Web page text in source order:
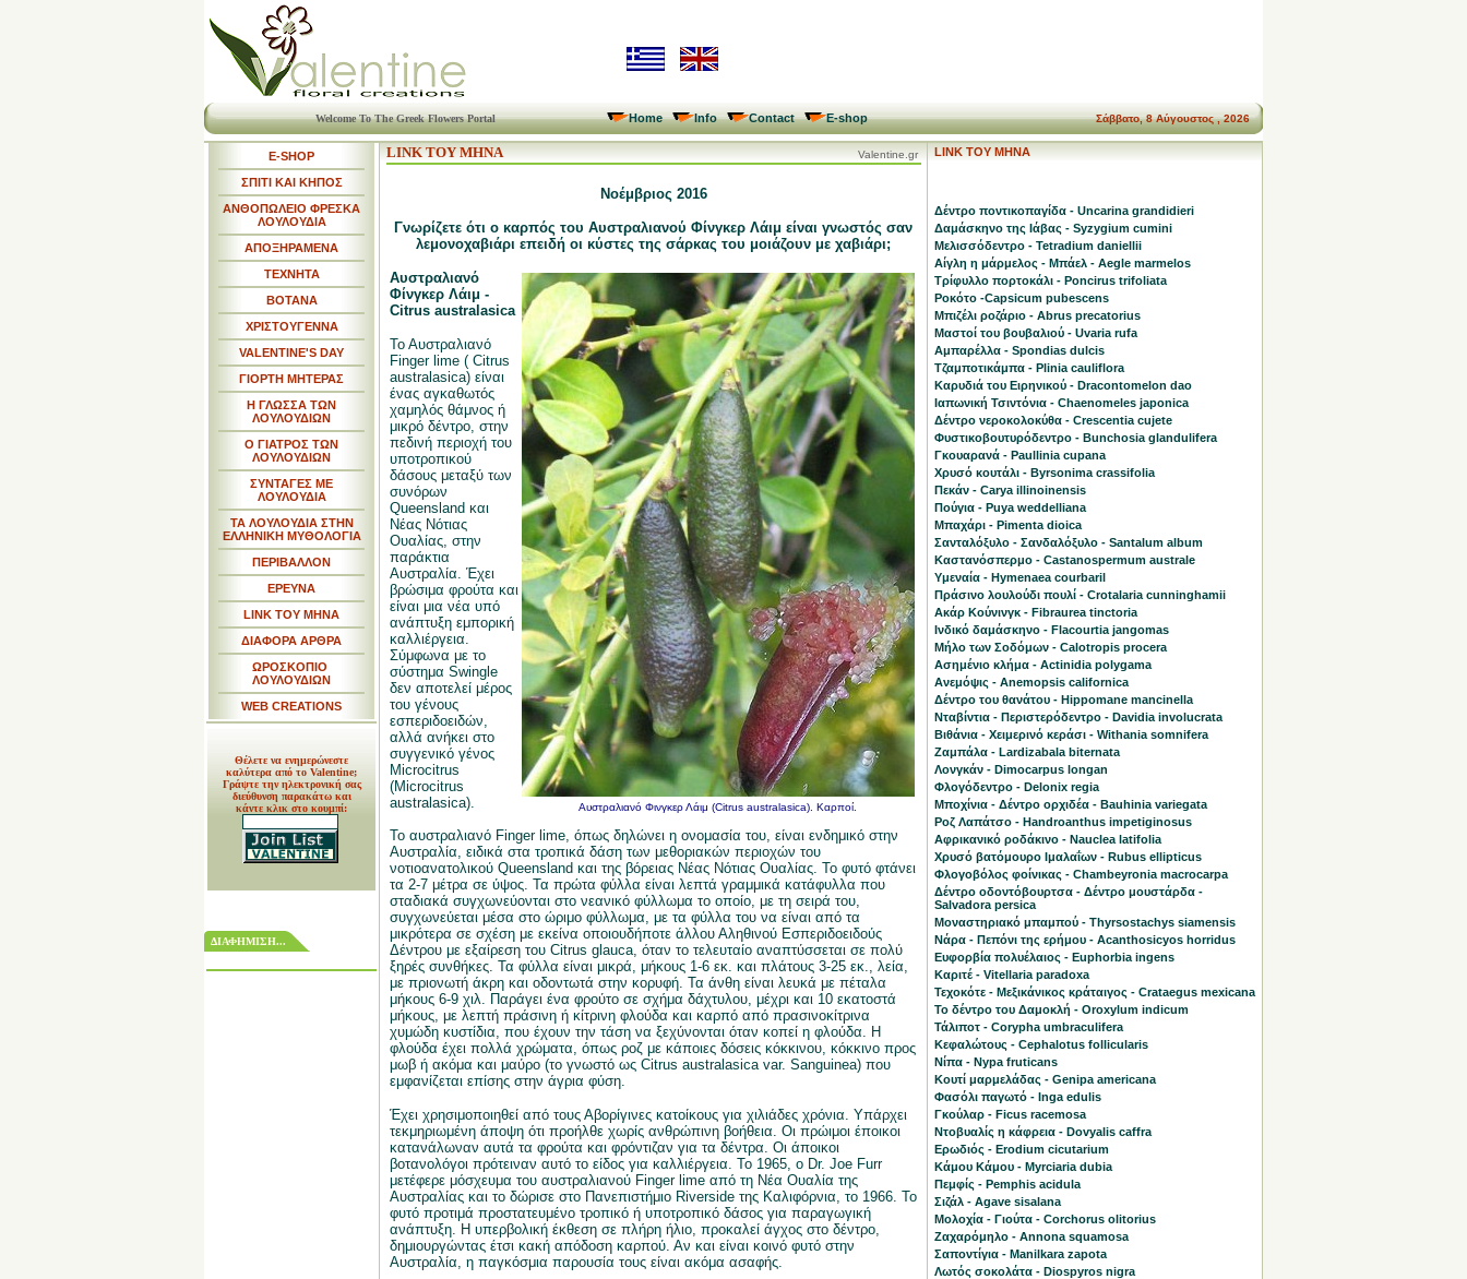
Welcome To The Greek Flowers Portal Home Info Contact E-shop Σάββατο, 8 Αύγουστος , 2026
E-SHOP
ΣΠΙΤΙ ΚΑΙ ΚΗΠΟΣ
ΑΝΘΟΠΩΛΕΙΟ ΦΡΕΣΚΑ
ΛΟΥΛΟΥΔΙΑ
ΑΠΟΞΗΡΑΜΕΝΑ
ΤΕΧΝΗΤΑ
ΒΟΤΑΝΑ
ΧΡΙΣΤΟΥΓΕΝΝΑ
VALENTINE'S DAY
ΓΙΟΡΤΗ ΜΗΤΕΡΑΣ
Η ΓΛΩΣΣΑ ΤΩΝ
ΛΟΥΛΟΥΔΙΩΝ
Ο ΓΙΑΤΡΟΣ ΤΩΝ
ΛΟΥΛΟΥΔΙΩΝ
ΣΥΝΤΑΓΕΣ ΜΕ
ΛΟΥΛΟΥΔΙΑ
ΤΑ ΛΟΥΛΟΥΔΙΑ ΣΤΗΝ
ΕΛΛΗΝΙΚΗ ΜΥΘΟΛΟΓΙΑ
ΠΕΡΙΒΑΛΛΟΝ
ΕΡΕΥΝΑ
LINK TOY MHNA
ΔΙΑΦΟΡΑ ΑΡΘΡΑ
ΩΡΟΣΚΟΠΙΟ
ΛΟΥΛΟΥΔΙΩΝ
WEB CREATIONS
Θέλετε να ενημερώνεστε
καλύτερα από το Valentine;
Γράψτε την ηλεκτρονική σας
διεύθυνση παρακάτω και
κάντε κλικ στο κουμπί:
ΔΙΑΦΗΜΙΣΗ...
LINK ΤΟΥ ΜΗΝΑ Valentine.gr
Νοέμβριος 2016
Γνωρίζετε ότι ο καρπός του Αυστραλιανού Φίνγκερ Λάιμ είναι γνωστός σαν
λεμονοχαβιάρι επειδή οι κύστες της σάρκας του μοιάζουν με χαβιάρι;
Αυστραλιανό Φινγκερ Λάιμ (Citrus australasica). Καρποί.
Αυστραλιανό
Φίνγκερ Λάιμ -
Citrus australasica
Το Αυστραλιανό
Finger lime ( Citrus
australasica) είναι
ένας αγκαθωτός
χαμηλός θάμνος ή
μικρό δέντρο, στην
πεδινή περιοχή του
υποτροπικού
δάσους μεταξύ των
συνόρων
Queensland και
Νέας Νότιας
Ουαλίας, στην
παράκτια
Αυστραλία. Έχει
βρώσιμα φρούτα και
είναι μια νέα υπό
ανάπτυξη εμπορική
καλλιέργεια.
Σύμφωνα με το
σύστημα Swingle
δεν αποτελεί μέρος
του γένους
εσπεριδοειδών,
αλλά ανήκει στο
συγγενικό γένος
Microcitrus
(Microcitrus
australasica).
Το αυστραλιανό Finger lime, όπως δηλώνει η ονομασία του, είναι ενδημικό στην
Αυστραλία, ειδικά στα τροπικά δάση των μεθοριακών περιοχών του
νοτιοανατολικού Queensland και της βόρειας Νέας Νότιας Ουαλίας. Το φυτό φτάνει
τα 2-7 μέτρα σε ύψος. Τα πρώτα φύλλα είναι λεπτά γραμμικά κατάφυλλα που
σταδιακά συγχωνεύονται στο νεανικό φύλλωμα το οποίο, με τη σειρά του,
συγχωνεύεται μέσα στο ώριμο φύλλωμα, με τα φύλλα του να είναι από τα
μικρότερα σε σχέση με εκείνα οποιουδήποτε άλλου Αληθινού Εσπεριδοειδούς
Δέντρου με εξαίρεση του Citrus glauca, όταν το τελευταίο αναπτύσσεται σε πολύ
ξηρές συνθήκες. Τα φύλλα είναι μικρά, μήκους 1-6 εκ. και πλάτους 3-25 εκ., λεία,
με πριονωτή άκρη και οδοντωτά στην κορυφή. Τα άνθη είναι λευκά με πέταλα
μήκους 6-9 χιλ. Παράγει ένα φρούτο σε σχήμα δάχτυλου, μέχρι και 10 εκατοστά
μήκους, με λεπτή πράσινη ή κίτρινη φλούδα και καρπό από πρασινοκίτρινα
χυμώδη κυστίδια, που έχουν την τάση να ξεχύνονται όταν κοπεί η φλούδα. Η
φλούδα έχει πολλά χρώματα, όπως ροζ με κάποιες δόσεις κόκκινου, κόκκινο προς
μωβ ή ακόμα και μαύρο (το γνωστό ως Citrus australasica var. Sanguinea) που
εμφανίζεται επίσης στην άγρια φύση.
Έχει χρησιμοποιηθεί από τους Αβορίγινες κατοίκους για χιλιάδες χρόνια. Υπάρχει
τεκμηριωμένη άποψη ότι προήλθε χωρίς ανθρώπινη βοήθεια. Οι πρώιμοι έποικοι
κατανάλωναν αυτά τα φρούτα και φρόντιζαν για τα δέντρα. Οι άποικοι
βοτανολόγοι πρότειναν αυτό το είδος για καλλιέργεια. Το 1965, ο Dr. Joe Furr
μετέφερε μόσχευμα του αυστραλιανού Finger lime από τη Νέα Ουαλία της
Αυστραλίας και το δώρισε στο Πανεπιστήμιο Riverside της Καλιφόρνια, το 1966. Το
φυτό προτιμά προστατευμένο τροπικό ή υποτροπικό δάσος για παραγωγική
ανάπτυξη. Η υπερβολική έκθεση σε πλήρη ήλιο, προκαλεί άγχος στο δέντρο,
δημιουργώντας έτσι κακή απόδοση καρπού. Αν και είναι κοινό φυτό στην
Αυστραλία, η παγκόσμια παρουσία τους είναι ακόμα ασαφής.
LINK ΤΟΥ ΜΗΝΑ
Δέντρο ποντικοπαγίδα - Uncarina grandidieri
Δαμάσκηνο της Ιάβας - Syzygium cumini
Μελισσόδεντρο - Tetradium daniellii
Αίγλη η μάρμελος - Μπάελ - Aegle marmelos
Τρίφυλλο πορτοκάλι - Poncirus trifoliata
Ροκότο -Capsicum pubescens
Μπιζέλι ροζάριο - Abrus precatorius
Μαστοί του βουβαλιού - Uvaria rufa
Αμπαρέλλα - Spondias dulcis
Τζαμποτικάμπα - Plinia cauliflora
Καρυδιά του Ειρηνικού - Dracontomelon dao
Ιαπωνική Τσιντόνια - Chaenomeles japonica
Δέντρο νεροκολοκύθα - Crescentia cujete
Φυστικοβουτυρόδεντρο - Bunchosia glandulifera
Γκουαρανά - Paullinia cupana
Χρυσό κουτάλι - Byrsonima crassifolia
Πεκάν - Carya illinoinensis
Πούγια - Puya weddelliana
Μπαχάρι - Pimenta dioica
Σανταλόξυλο - Σανδαλόξυλο - Santalum album
Καστανόσπερμο - Castanospermum australe
Υμεναία - Hymenaea courbaril
Πράσινο λουλούδι πουλί - Crotalaria cunninghamii
Ακάρ Κούνινγκ - Fibraurea tinctoria
Ινδικό δαμάσκηνο - Flacourtia jangomas
Μήλο των Σοδόμων - Calotropis procera
Ασημένιο κλήμα - Actinidia polygama
Ανεμόψις - Anemopsis californica
Δέντρο του θανάτου - Hippomane mancinella
Νταβίντια - Περιστερόδεντρο - Davidia involucrata
Βιθάνια - Χειμερινό κεράσι - Withania somnifera
Ζαμπάλα - Lardizabala biternata
Λονγκάν - Dimocarpus longan
Φλογόδεντρο - Delonix regia
Μποχίνια - Δέντρο ορχιδέα - Bauhinia variegata
Ροζ Λαπάτσο - Handroanthus impetiginosus
Αφρικανικό ροδάκινο - Nauclea latifolia
Χρυσό βατόμουρο Ιμαλαΐων - Rubus ellipticus
Φλογοβόλος φοίνικας - Chambeyronia macrocarpa
Δέντρο οδοντόβουρτσα - Δέντρο μουστάρδα -
Salvadora persica
Μοναστηριακό μπαμπού - Thyrsostachys siamensis
Νάρα - Πεπόνι της ερήμου - Acanthosicyos horridus
Ευφορβία πολυέλαιος - Euphorbia ingens
Καριτέ - Vitellaria paradoxa
Τεχοκότε - Μεξικάνικος κράταιγος - Crataegus mexicana
Το δέντρο του Δαμοκλή - Oroxylum indicum
Τάλιποτ - Corypha umbraculifera
Κεφαλώτους - Cephalotus follicularis
Νίπα - Nypa fruticans
Κουτί μαρμελάδας - Genipa americana
Φασόλι παγωτό - Inga edulis
Γκούλαρ - Ficus racemosa
Ντοβυαλίς η κάφρεια - Dovyalis caffra
Ερωδιός - Erodium cicutarium
Κάμου Κάμου - Myrciaria dubia
Πεμφίς - Pemphis acidula
Σιζάλ - Agave sisalana
Μολοχία - Γιούτα - Corchorus olitorius
Ζαχαρόμηλο - Annona squamosa
Σαποντίγια - Manilkara zapota
Λωτός σοκολάτα - Diospyros nigra